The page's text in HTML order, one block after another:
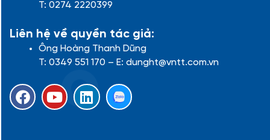
T: 0274 2220399
Liên hệ về quyền tác giả:
Ông Hoàng Thanh Dũng
T: 0349 551 170 – E: dunght@vntt.com.vn
F
a
Y
o
L
i